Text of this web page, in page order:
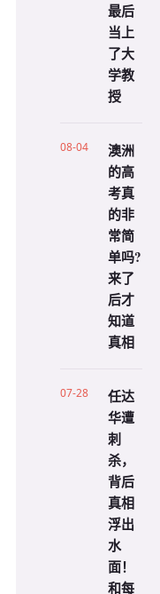
最后
当上
了大
学教
授
08-04
澳洲
的高
考真
的非
常简
单吗?
来了
后才
知道
真相
07-28
任达
华遭
刺
杀，
背后
真相
浮出
水
面！
和每